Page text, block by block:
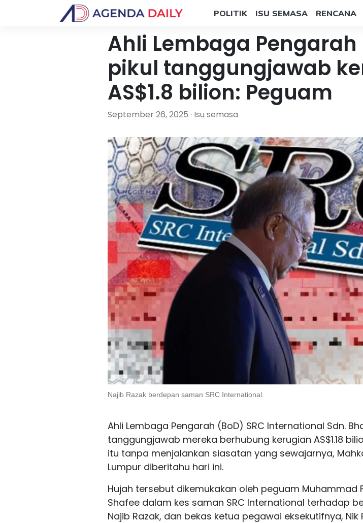
POLITIK ISU SEMASA RENCANA
Ahli Lembaga Pengarah
pikul tanggungjawab
AS$1.8 bilion: Peguam
September 26, 2025 · Isu semasa
Najib Razak berdepan saman SRC International.
Ahli Lembaga Pengarah (BoD) SRC International Sdn.
tanggungjawab mereka berhubung kerugian AS$1.18
itu tanpa menjalankan siasatan yang sewajarnya,
Lumpur diberitahu hari ini.
Hujah tersebut dikemukakan oleh peguam Muhammad
Shafee dalam kes saman SRC International terhadap
Najib Razak, dan bekas ketua pegawai eksekutifnya, Nik